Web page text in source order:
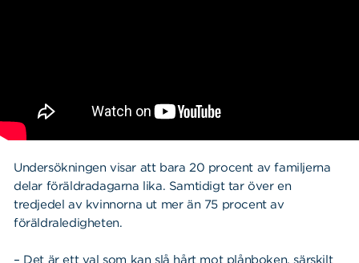
Undersökningen visar att bara 20 procent av familjerna
delar föräldradagarna lika. Samtidigt tar över en
tredjedel av kvinnorna ut mer än 75 procent av
föräldraledigheten.
– Det är ett val som kan slå hårt mot plånboken, särskilt